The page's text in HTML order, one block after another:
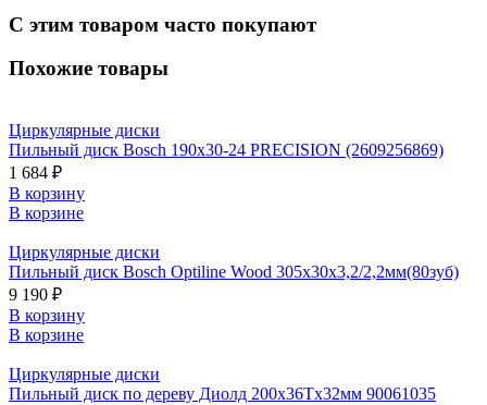
С этим товаром часто покупают
Похожие товары
Циркулярные диски
Пильный диск Bosch 190х30-24 PRECISION (2609256869)
1 684 ₽
В корзину
В корзине
Циркулярные диски
Пильный диск Bosch Optiline Wood 305х30х3,2/2,2мм(80зуб)
9 190 ₽
В корзину
В корзине
Циркулярные диски
Пильный диск по дереву Диолд 200x36Tx32мм 90061035